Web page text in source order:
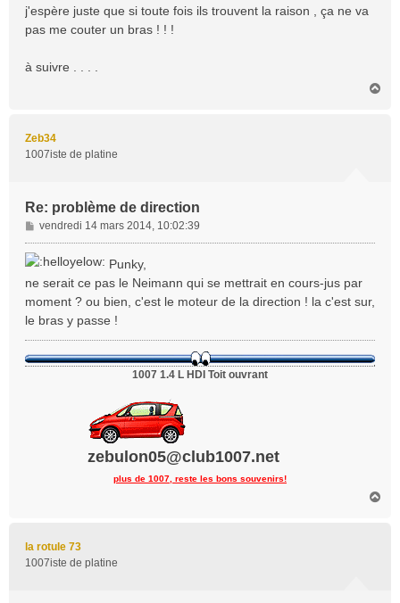
j'espère juste que si toute fois ils trouvent la raison , ça ne va
pas me couter un bras ! ! !
à suivre . . . .
Zeb34
1007iste de platine
Re: problème de direction
M
e
s
a
g
e
vendredi 14 mars 2014, 10:02:39
Punky,
ne serait ce pas le Neimann qui se mettrait en cours-jus par
moment ? ou bien, c'est le moteur de la direction ! la c'est sur,
le bras y passe !
1007 1.4 L HDI Toit ouvrant
zebulon05@club1007.net
plus de 1007, reste les bons souvenirs!
la rotule 73
1007iste de platine